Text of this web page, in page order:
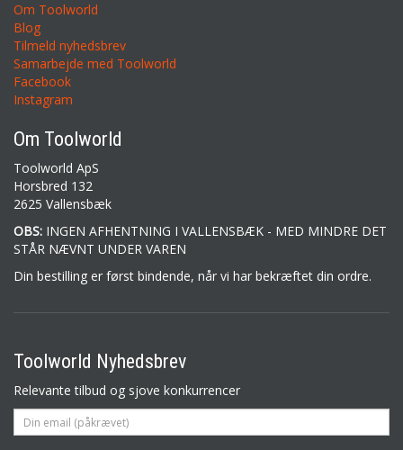
Om Toolworld
Blog
Tilmeld nyhedsbrev
Samarbejde med Toolworld
Facebook
Instagram
Om Toolworld
Toolworld ApS
Horsbred 132
2625 Vallensbæk
OBS: INGEN AFHENTNING I VALLENSBÆK - MED MINDRE DET
STÅR NÆVNT UNDER VAREN
Din bestilling er først bindende, når vi har bekræftet din ordre.
Toolworld Nyhedsbrev
Relevante tilbud og sjove konkurrencer